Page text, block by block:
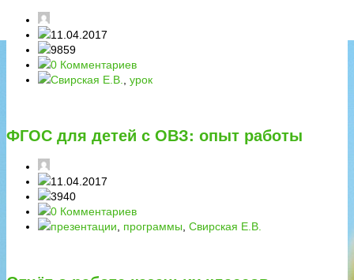
11.04.2017
9859
0 Комментариев
Свирская Е.В., урок
ФГОС для детей с ОВЗ: опыт работы
11.04.2017
3940
0 Комментариев
презентации, программы, Свирская Е.В.